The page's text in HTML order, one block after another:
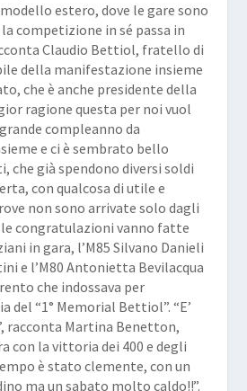
estero, dove le gare sono
competizione in sé passa in
Claudio Bettiol, fratello di
della manifestazione insieme
, che è anche presidente della
ragione questa per noi vuol
compleanno da
e ci è sembrato bello
che già spendono diversi soldi
con qualcosa di utile e
non sono arrivate solo dagli
congratulazioni vanno fatte
in gara, l’M85 Silvano Danieli
e l’M80 Antonietta Bevilacqua
che indossava per
del “1° Memorial Bettiol”. “E’
racconta Martina Benetton,
con la vittoria dei 400 e degli
è stato clemente, con un
ma un sabato molto caldo!!”.